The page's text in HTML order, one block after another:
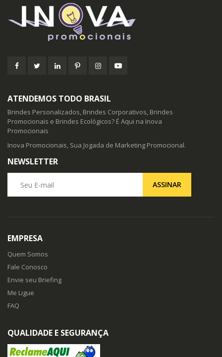
ATENDEMOS TODO BRASIL
Brindes Personalizados, Brindes Corporativos, Brindes
Promocionais e Brindes Ecológicos? É Aqui na Inova
Promocionais
Inova Promocionais, Sua Jogada de Marketing Promocional.
NEWSLETTER
ASSINAR
EMPRESA
Quem Somos
Fale Conosco
Envie seu Briefing
Me Ligue
FAQ
QUALIDADE E SEGURANÇA